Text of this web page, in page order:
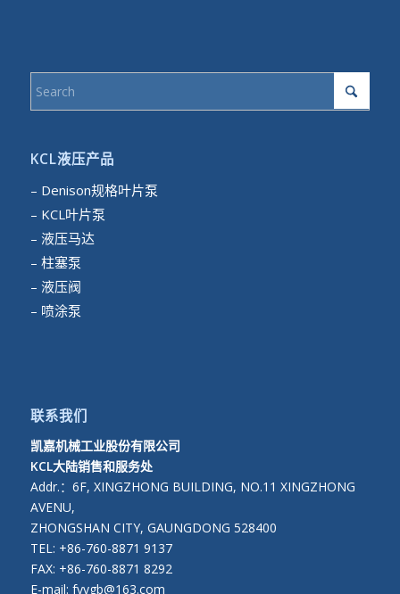
KCL液压产品
– Denison规格叶片泵
– KCL叶片泵
– 液压马达
– 柱塞泵
– 液压阀
– 喷涂泵
联系我们
凯嘉机械工业股份有限公司
KCL大陆销售和服务处
Addr.：6F, XINGZHONG BUILDING, NO.11 XINGZHONG
AVENU,
ZHONGSHAN CITY, GAUNGDONG 528400
TEL: +86-760-8871 9137
FAX: +86-760-8871 8292
E-mail: fyygb@163.com